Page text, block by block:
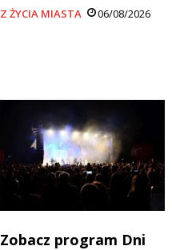
Z ŻYCIA MIASTA 06/08/2026
Zobacz program Dni